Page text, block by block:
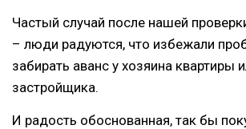
Частый случай после нашей
– люди радуются, что избежали
забирать аванс у хозяина квартиры
застройщика.
И радость обоснованная, так бы